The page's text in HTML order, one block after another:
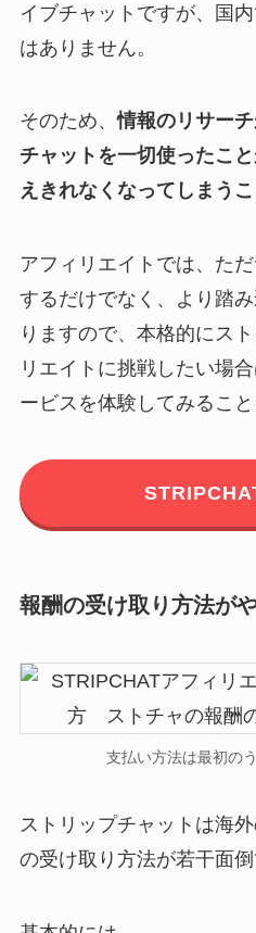
イブチャットですが、国
はありません。
そのため、情報のリサー
チャットを一切使ったこ
えきれなくなってしまうこ
アフィリエイトでは、た
するだけでなく、より踏
りますので、本格的にス
リエイトに挑戦したい場
ービスを体験してみること
報酬の受け取り方法が
支払い方法は最初の
ストリップチャットは海
の受け取り方法が若干面倒